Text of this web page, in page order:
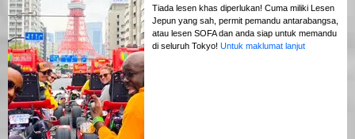
Tiada lesen khas diperlukan! Cuma miliki Lesen
Jepun yang sah, permit pemandu antarabangsa,
atau lesen SOFA dan anda siap untuk memandu
di seluruh Tokyo! Untuk maklumat lanjut